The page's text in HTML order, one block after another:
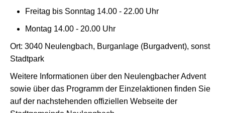
Freitag bis Sonntag 14.00 - 22.00 Uhr
Montag 14.00 - 20.00 Uhr
Ort: 3040 Neulengbach, Burganlage (Burgadvent), sonst
Stadtpark
Weitere Informationen über den Neulengbacher Advent
sowie über das Programm der Einzelaktionen finden Sie
auf der nachstehenden offiziellen Webseite der